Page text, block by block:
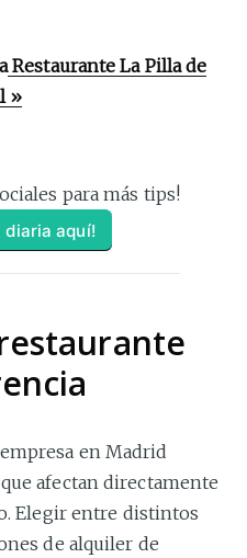
Restaurante La Pilla de
»
para más tips!
diaria aquí!
en Madrid
afectan directamente
Elegir entre distintos
de alquiler de